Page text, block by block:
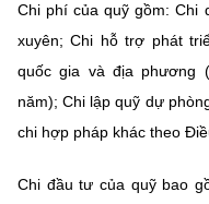
Chi phí của quỹ gồm: Chi
xuyên; Chi hỗ trợ phát
quốc gia và địa phương
năm); Chi lập quỹ dự
chi hợp pháp khác theo
Chi đầu tư của quỹ bao